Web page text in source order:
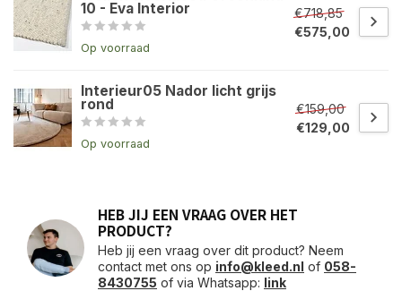
10 - Eva Interior
Op voorraad
€718,85
€575,00
Interieur05 Nador licht grijs
rond
Op voorraad
€159,00
€129,00
HEB JIJ EEN VRAAG OVER HET
PRODUCT?
Heb jij een vraag over dit product? Neem
contact met ons op info@kleed.nl of 058-
8430755 of via Whatsapp: link